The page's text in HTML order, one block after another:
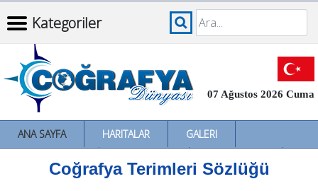
Kategoriler
07 Ağustos 2026 Cuma
ANA SAYFA HARITALAR
GALERI
İNCELEMELER
SÖZLÜKLER İL İL TÜRKIYE
Coğrafya Terimleri Sözlüğü